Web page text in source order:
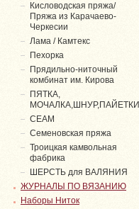
Кисловодская пряжа/
Пряжа из Карачаево-
Черкесии
Лама / Камтекс
Пехорка
Прядильно-ниточный
комбинат им. Кирова
ПЯТКА,
МОЧАЛКА,ШНУР,ПАЙЕТКИ
СЕАМ
Семеновская пряжа
Троицкая камвольная
фабрика
ШЕРСТЬ для ВАЛЯНИЯ
ЖУРНАЛЫ ПО ВЯЗАНИЮ
Наборы Ниток